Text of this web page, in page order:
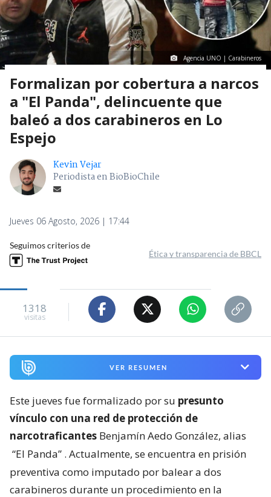
Agencia UNO | Carabineros
Formalizan por cobertura a narcos
a "El Panda", delincuente que
baleó a dos carabineros en Lo
Espejo
Kevin Vejar
Periodista en BioBioChile
Jueves 06 Agosto, 2026 | 17:44
Seguimos criterios de
Ética y transparencia de BBCL
1318
visitas
VER RESUMEN
Este jueves fue formalizado por su presunto
vínculo con una red de protección de
narcotraficantes Benjamín Aedo González, alias
“El Panda” . Actualmente, se encuentra en prisión
preventiva como imputado por balear a dos
carabineros durante un procedimiento en la